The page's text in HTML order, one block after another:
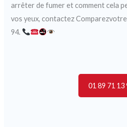
arrêter de fumer et comment cela
vos yeux, contactez
94.
01 89 71 13